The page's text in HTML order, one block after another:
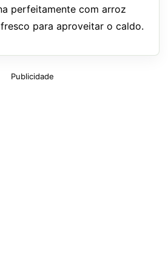
perfeitamente com arroz
para aproveitar o caldo.
Publicidade